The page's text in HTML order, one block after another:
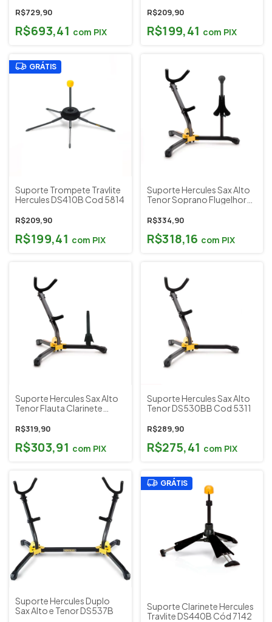
R$729,90
R$693,41 com PIX
R$209,90
R$199,41 com PIX
GRÁTIS
Suporte Trompete Travlite
Hercules DS410B Cod 5814
R$209,90
R$199,41 com PIX
Suporte Hercules Sax Alto
Tenor Soprano Flugelhorn
R$334,90
R$318,16 com PIX
Suporte Hercules Sax Alto
Tenor Flauta Clarinete
R$319,90
R$303,91 com PIX
Suporte Hercules Sax Alto
Tenor DS530BB Cod 5311
R$289,90
R$275,41 com PIX
Suporte Hercules Duplo
Sax Alto e Tenor DS537B
GRÁTIS
Suporte Clarinete Hercules
Travlite DS440B Cód 7142